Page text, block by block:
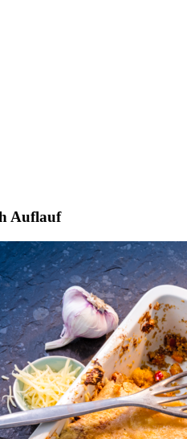
Auflauf